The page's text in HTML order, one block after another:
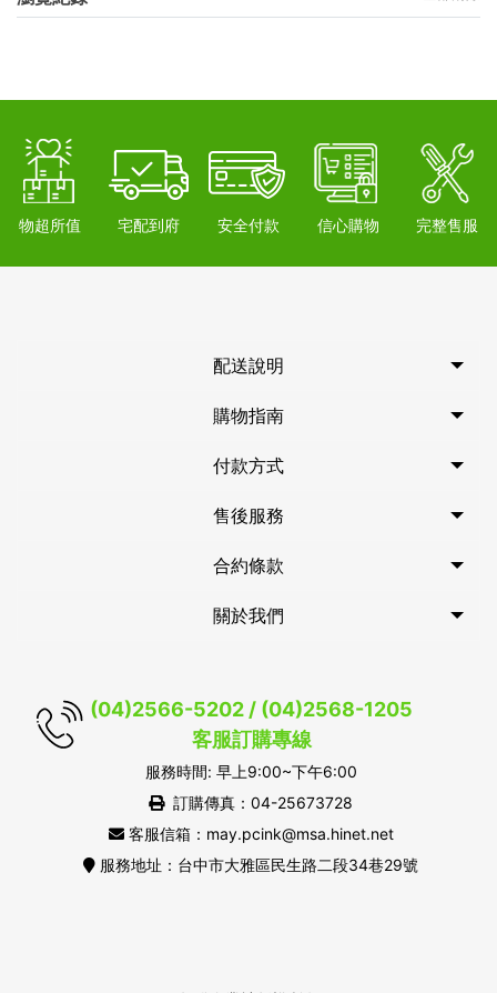
物超所值 宅配到府 安全付款 信心購物 完整售服
配送說明
購物指南
付款方式
售後服務
合約條款
關於我們
(04)2566-5202 / (04)2568-1205
客服訂購專線
服務時間: 早上9:00~下午6:00
訂購傳真：04-25673728
客服信箱：may.pcink@msa.hinet.net
服務地址：台中市大雅區民生路二段34巷29號